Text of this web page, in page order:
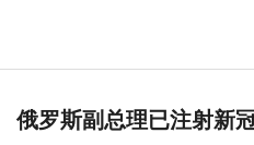
俄罗斯副总理已注射新